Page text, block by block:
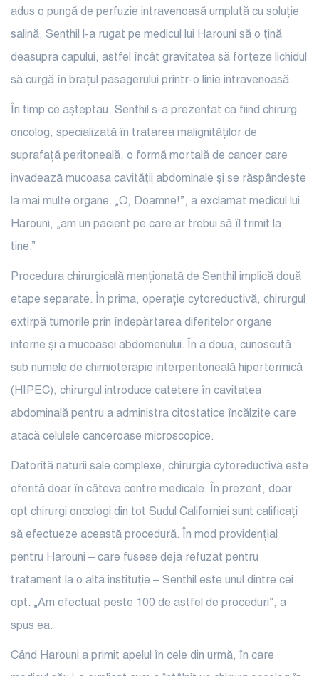
adus o pungă de perfuzie intravenoasă umplută cu soluție
salină, Senthil l-a rugat pe medicul lui Harouni să o țină
deasupra capului, astfel încât gravitatea să forțeze lichidul
să curgă în brațul pasagerului printr-o linie intravenoasă.
În timp ce așteptau, Senthil s-a prezentat ca fiind chirurg
oncolog, specializată în tratarea malignităților de
suprafață peritoneală, o formă mortală de cancer care
invadează mucoasa cavității abdominale și se răspândește
la mai multe organe. „O, Doamne!”, a exclamat medicul lui
Harouni, „am un pacient pe care ar trebui să îl trimit la
tine.”
Procedura chirurgicală menționată de Senthil implică două
etape separate. În prima, operație cytoreductivă, chirurgul
extirpă tumorile prin îndepărtarea diferitelor organe
interne și a mucoasei abdomenului. În a doua, cunoscută
sub numele de chimioterapie interperitoneală hipertermică
(HIPEC), chirurgul introduce catetere în cavitatea
abdominală pentru a administra citostatice încălzite care
atacă celulele canceroase microscopice.
Datorită naturii sale complexe, chirurgia cytoreductivă este
oferită doar în câteva centre medicale. În prezent, doar
opt chirurgi oncologi din tot Sudul Californiei sunt calificați
să efectueze această procedură. În mod providențial
pentru Harouni – care fusese deja refuzat pentru
tratament la o altă instituție – Senthil este unul dintre cei
opt. „Am efectuat peste 100 de astfel de proceduri”, a
spus ea.
Când Harouni a primit apelul în cele din urmă, în care